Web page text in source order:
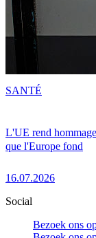
L'UE rend
que l'Europe fond
16.07.2026
SANTÉ
Social
Bezoek ons